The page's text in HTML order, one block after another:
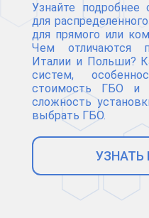
Узнайте
для
для прямого или
Чем отличаются
Италии и Польши?
систем,
стоимость ГБО и
сложность
выбрать ГБО.
УЗНАТЬ